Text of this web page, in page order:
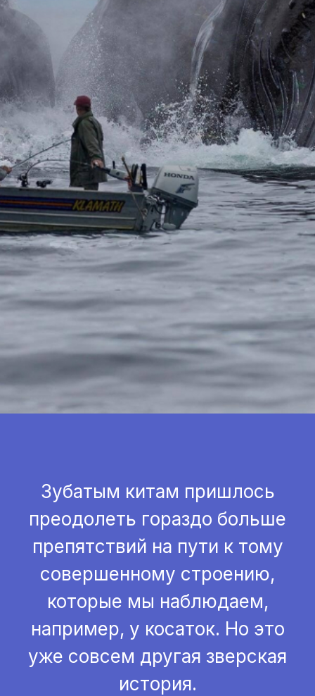
Зубатым китам пришлось
преодолеть гораздо больше
препятствий на пути к тому
совершенному строению,
которые мы наблюдаем,
например, у косаток. Но это
уже совсем другая зверская
история.